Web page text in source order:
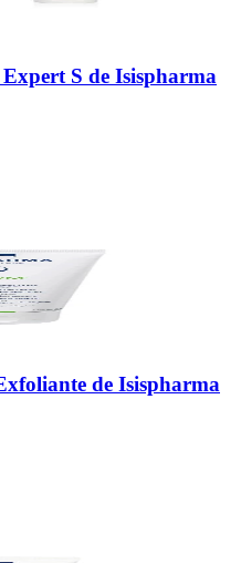
S de Isispharma
de Isispharma